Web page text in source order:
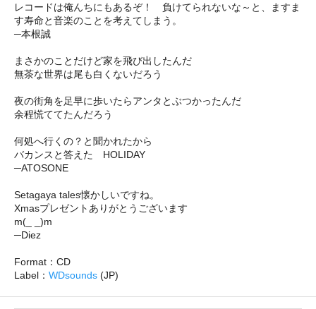
レコードは俺んちにもあるぞ！ 負けてられないな～と、ますま
す寿命と音楽のことを考えてしまう。
─本根誠
まさかのことだけど家を飛び出したんだ
無茶な世界は尾も白くないだろう
夜の街角を足早に歩いたらアンタとぶつかったんだ
余程慌ててたんだろう
何処へ行くの？と聞かれたから
バカンスと答えた HOLIDAY
─ATOSONE
Setagaya tales懐かしいですね。
Xmasプレゼントありがとうございます
m(_ _)m
─Diez
Format：CD
Label： WDsounds (JP)